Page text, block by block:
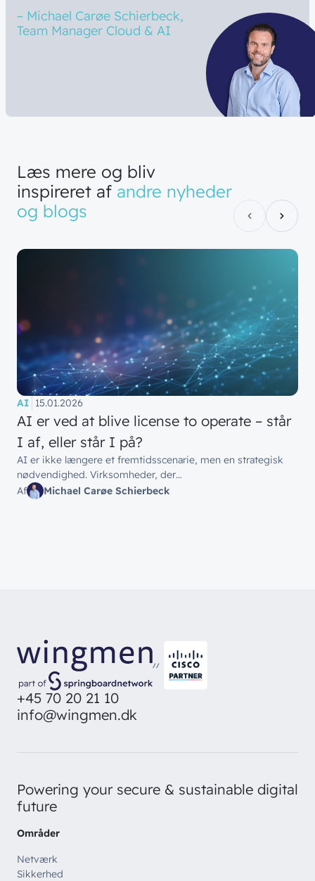
– Michael Carøe Schierbeck,
Team Manager Cloud & AI
Læs mere og bliv
inspireret af andre nyheder
og blogs
AI 15.01.2026
AI er ved at blive license to operate – står
I af, eller står I på?
AI er ikke længere et fremtidsscenarie, men en strategisk
nødvendighed. Virksomheder, der…
Af
Michael Carøe Schierbeck
//
+45 70 20 21 10
info@wingmen.dk
Powering your secure & sustainable digital
future
Områder
Netværk
Sikkerhed